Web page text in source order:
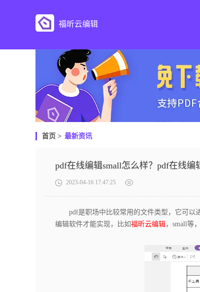
福昕云编辑
首页 > 最新资讯
pdf在线编辑small怎么样？pdf在线编
2023-04-16 17:47:25
pdf是职场中比较常用的文件类型，它可以进
编辑软件才能实现，比如福昕云编辑，small等